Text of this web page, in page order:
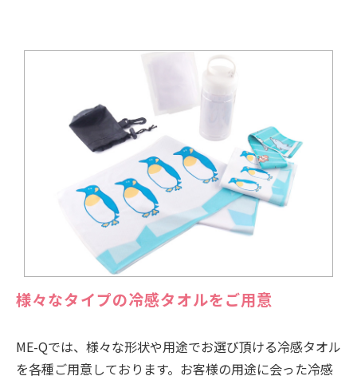
様々なタイプの冷感タオルをご用意
ME-Qでは、様々な形状や用途でお選び頂ける冷感タオル
を各種ご用意しております。お客様の用途に会った冷感